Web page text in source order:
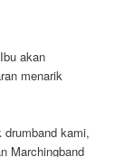
akan
menarik
kami,
Marchingband